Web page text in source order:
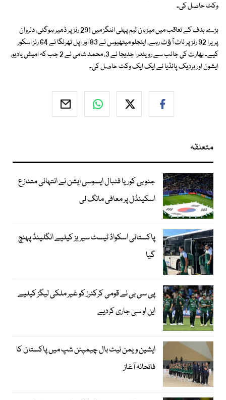
وکٹ حاصل کی۔
بڑے ہدف کے تعاقب میں میزبان ٹیم پہلی اننگز میں 291 رنز پر ڈھیر ہوگئی، دلروان
پریرا 92 رنز پر ناٹ آﺅٹ رہے، اینجلو میتھیوس نے 83 اور اپل تھرنگا نے 64 رنز اسکور
کیے۔ بھارت کی جانب سے رویندرا جدیجا نے 3، محمد شامی نے 2 جب کہ امیش یادیو،
ایشون اور ہردیک پانڈیا نے ایک ایک وکٹ حاصل کی۔
متعلقہ
جنوبی کوریا فٹبال ایسوسی ایشن نے انتہائی متنازع
اسکینڈل پر معافی مانگ لی
پاکستانی اسکواڈ ٹیسٹ سیریز کیلیے انگلینڈ پہنچ
گیا
پی سی بی نے قومی کرکٹرز کو غیر ملکی لیگز کیلیے
این او سی جاری کردیے
ایشین ویمن نیٹ بال چیمپئن شپ میں پاکستان کا
فاتحانہ آغاز